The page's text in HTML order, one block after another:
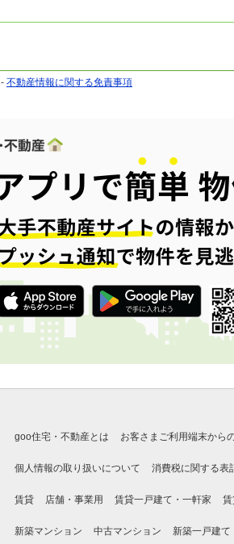
- 不動産情報に関する免責事項
goo住宅・不動産とは お客さまご利用端末から
個人情報の取り扱いについて 消費税に関する表
賃貸 店舗・事業用 賃貸一戸建て・一軒家 賃
新築マンション 中古マンション 新築一戸建て